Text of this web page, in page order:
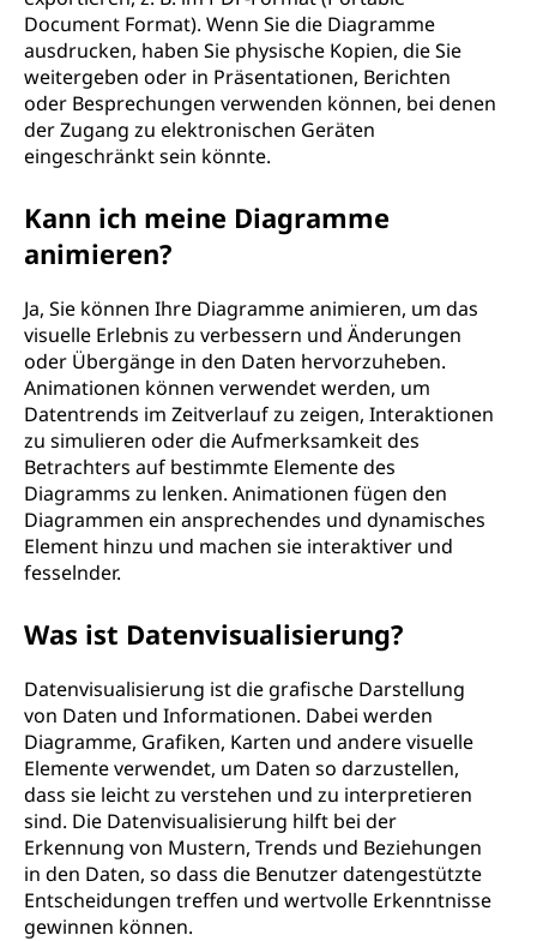
Document Format). Wenn Sie die Diagramme
ausdrucken, haben Sie physische Kopien, die Sie
weitergeben oder in Präsentationen, Berichten
oder Besprechungen verwenden können, bei denen
der Zugang zu elektronischen Geräten
eingeschränkt sein könnte.
Kann ich meine Diagramme
animieren?
Ja, Sie können Ihre Diagramme animieren, um das
visuelle Erlebnis zu verbessern und Änderungen
oder Übergänge in den Daten hervorzuheben.
Animationen können verwendet werden, um
Datentrends im Zeitverlauf zu zeigen, Interaktionen
zu simulieren oder die Aufmerksamkeit des
Betrachters auf bestimmte Elemente des
Diagramms zu lenken. Animationen fügen den
Diagrammen ein ansprechendes und dynamisches
Element hinzu und machen sie interaktiver und
fesselnder.
Was ist Datenvisualisierung?
Datenvisualisierung ist die grafische Darstellung
von Daten und Informationen. Dabei werden
Diagramme, Grafiken, Karten und andere visuelle
Elemente verwendet, um Daten so darzustellen,
dass sie leicht zu verstehen und zu interpretieren
sind. Die Datenvisualisierung hilft bei der
Erkennung von Mustern, Trends und Beziehungen
in den Daten, so dass die Benutzer datengestützte
Entscheidungen treffen und wertvolle Erkenntnisse
gewinnen können.